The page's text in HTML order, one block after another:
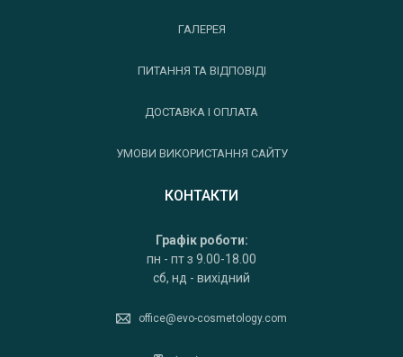
ГАЛЕРЕЯ
ПИТАННЯ ТА ВІДПОВІДІ
ДОСТАВКА І ОПЛАТА
УМОВИ ВИКОРИСТАННЯ САЙТУ
КОНТАКТИ
Графік роботи:
пн - пт з 9.00-18.00
сб, нд - вихідний
office@evo-cosmetology.com